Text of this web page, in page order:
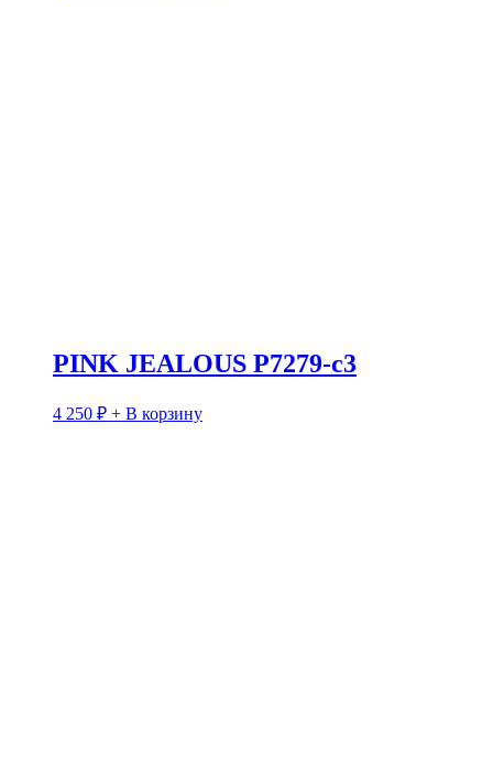
PINK JEALOUS P7279-c3
4 250 ₽ + В корзину